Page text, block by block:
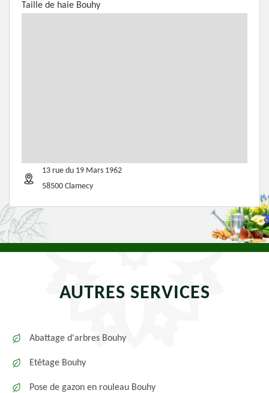
Taille de haie Bouhy
13 rue du 19 Mars 1962
58500 Clamecy
AUTRES SERVICES
Abattage d'arbres Bouhy
Etêtage Bouhy
Pose de gazon en rouleau Bouhy